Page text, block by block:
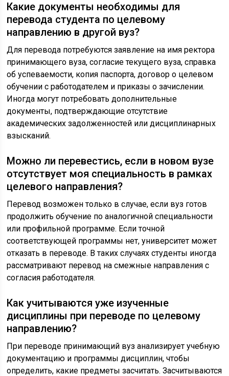
Какие документы необходимы для
перевода студента по целевому
направлению в другой вуз?
Для перевода потребуются заявление на имя ректора
принимающего вуза, согласие текущего вуза, справка
об успеваемости, копия паспорта, договор о целевом
обучении с работодателем и приказы о зачислении.
Иногда могут потребовать дополнительные
документы, подтверждающие отсутствие
академических задолженностей или дисциплинарных
взысканий.
Можно ли перевестись, если в новом вузе
отсутствует моя специальность в рамках
целевого направления?
Перевод возможен только в случае, если вуз готов
продолжить обучение по аналогичной специальности
или профильной программе. Если точной
соответствующей программы нет, университет может
отказать в переводе. В таких случаях студенты иногда
рассматривают перевод на смежные направления с
согласия работодателя.
Как учитываются уже изученные
дисциплины при переводе по целевому
направлению?
При переводе принимающий вуз анализирует учебную
документацию и программы дисциплин, чтобы
определить, какие предметы засчитать. Засчитываются